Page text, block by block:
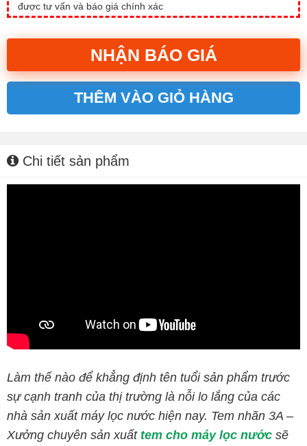
được tư vấn và báo giá chính xác
NHẬN BÁO GIÁ
THÊM VÀO GIỎ HÀNG
Chi tiết sản phẩm
Làm thế nào để khẳng định tên tuổi sản phẩm trước
sự cạnh tranh của thị trường là nỗi lo lắng của các
nhà sản xuất máy lọc nước hiện nay. Tem nhãn 3A –
Xưởng chuyên sản xuất tem cho máy lọc nước sẽ